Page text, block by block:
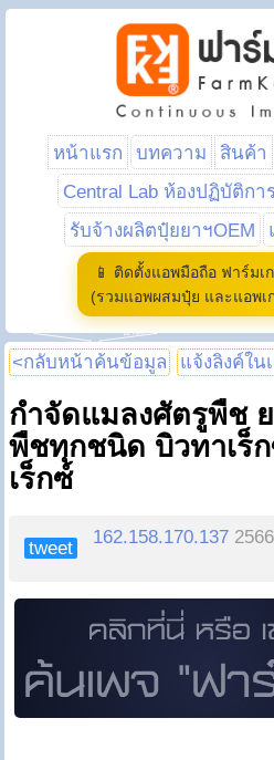
หน้าแรก บทความ สินค้า
Central Lab ห้องปฏิบัติกา
รับจ้างผลิตปุ๋ยยาฯOEM
📱 ติดตั้งแอพมือถือ ฟาร์มเ
(รวมแอพผสมปุ๋ย และแอพ
<กลับหน้าค้นข้อมูล แจ้งลิงค์ใน
กำจัดแมลงศัตรูพืช
พืชทุกชนิด บิวทาเร็
เร็กซ์
tweet
162.158.170.137